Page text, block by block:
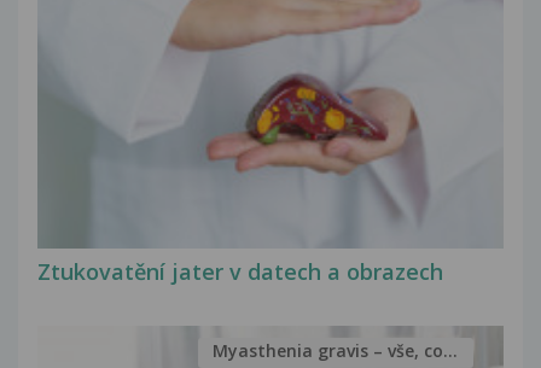
Ztukovatění jater v datech a obrazech
Myasthenia gravis – vše, co...